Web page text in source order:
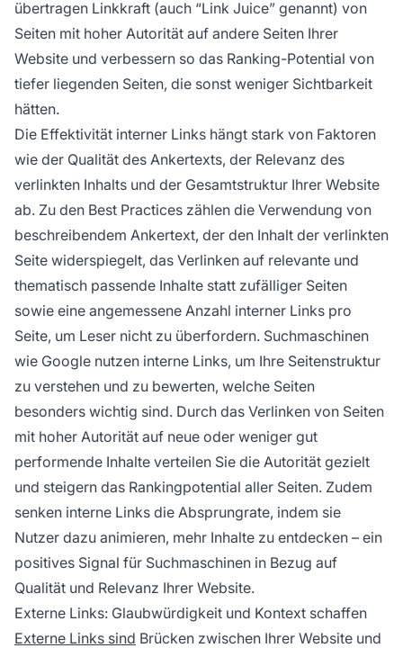
übertragen Linkkraft (auch “Link Juice” genannt) von
Seiten mit hoher Autorität auf andere Seiten Ihrer
Website und verbessern so das Ranking-Potential von
tiefer liegenden Seiten, die sonst weniger Sichtbarkeit
hätten.
Die Effektivität interner Links hängt stark von Faktoren
wie der Qualität des Ankertexts, der Relevanz des
verlinkten Inhalts und der Gesamtstruktur Ihrer Website
ab. Zu den Best Practices zählen die Verwendung von
beschreibendem Ankertext, der den Inhalt der verlinkten
Seite widerspiegelt, das Verlinken auf relevante und
thematisch passende Inhalte statt zufälliger Seiten
sowie eine angemessene Anzahl interner Links pro
Seite, um Leser nicht zu überfordern. Suchmaschinen
wie Google nutzen interne Links, um Ihre Seitenstruktur
zu verstehen und zu bewerten, welche Seiten
besonders wichtig sind. Durch das Verlinken von Seiten
mit hoher Autorität auf neue oder weniger gut
performende Inhalte verteilen Sie die Autorität gezielt
und steigern das Rankingpotential aller Seiten. Zudem
senken interne Links die Absprungrate, indem sie
Nutzer dazu animieren, mehr Inhalte zu entdecken – ein
positives Signal für Suchmaschinen in Bezug auf
Qualität und Relevanz Ihrer Website.
Externe Links: Glaubwürdigkeit und Kontext schaffen
Externe Links sind Brücken zwischen Ihrer Website und